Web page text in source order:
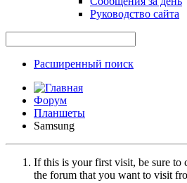
Руководство сайта
Расширенный поиск
Форум
Планшеты
Samsung
If this is your first visit, be sure to
the forum that you want to visit